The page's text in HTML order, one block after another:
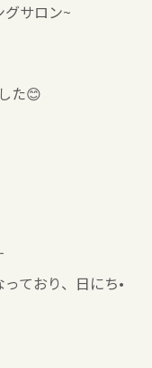
サロン~
た😊
ており、日にち•